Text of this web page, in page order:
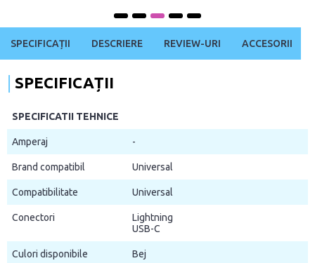
SPECIFICAȚII DESCRIERE REVIEW-URI ACCESORII
SPECIFICAȚII
SPECIFICATII TEHNICE
Amperaj -
Brand compatibil Universal
Compatibilitate Universal
Conectori
Lightning
USB-C
Culori disponibile Bej